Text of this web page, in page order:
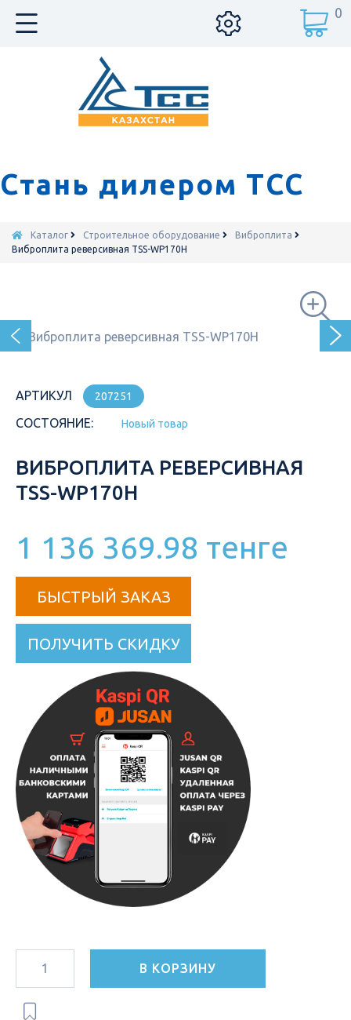
Стань дилером ТСС
0
Каталог Строительное оборудование
Виброплита
Виброплита реверсивная TSS-WP170H
АРТИКУЛ 207251
СОСТОЯНИЕ: Новый товар
ВИБРОПЛИТА РЕВЕРСИВНАЯ
TSS-WP170H
1 136 369.98 тенге
БЫСТРЫЙ ЗАКАЗ
ПОЛУЧИТЬ СКИДКУ
В КОРЗИНУ